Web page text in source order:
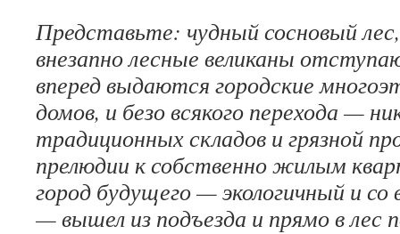
Представьте: чудный сосновый
внезапно лесные великаны
вперед выдаются городские
домов, и безо всякого перехода —
традиционных складов и грязной
прелюдии к собственно жилым
город будущего — экологичный и
— вышел из подъезда и прямо в лес